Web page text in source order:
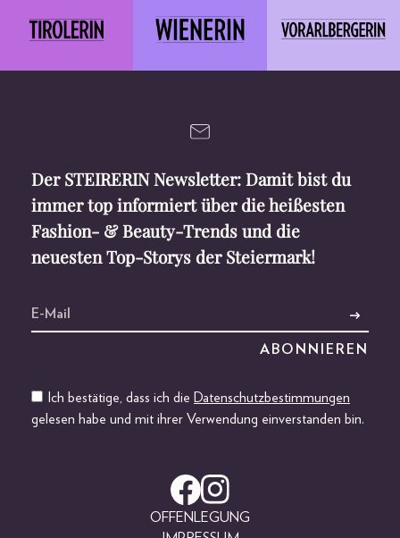
Der STEIRERIN Newsletter: Damit bist du
immer top informiert über die heißesten
Fashion- & Beauty-Trends und die
neuesten Top-Storys der Steiermark!
Ich bestätige, dass ich die Datenschutzbestimmungen
gelesen habe und mit ihrer Verwendung einverstanden bin.
OFFENLEGUNG